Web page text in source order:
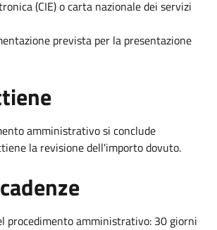
(CIE) o carta nazionale dei servizi
prevista per la presentazione
amministrativo si conclude
la revisione dell'importo dovuto.
procedimento amministrativo: 30 giorni